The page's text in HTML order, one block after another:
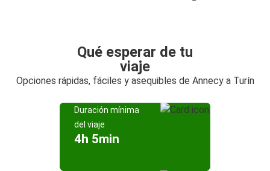
Qué esperar de tu
viaje
Opciones rápidas, fáciles y asequibles de Annecy a Turín
Duración mínima
del viaje
4h 5min